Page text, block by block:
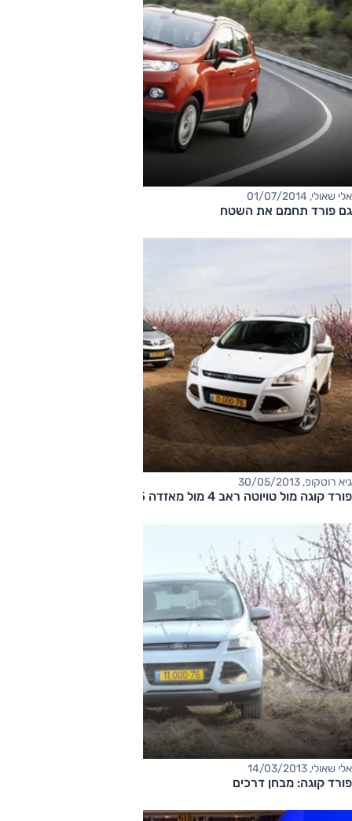
אלי שאולי, 01/07/2014
גם פורד תחמם את השטח
גיא רוטקופ, 30/05/2013
פורד קוגה מול טויוטה ראב 4 מול מאזדה CX-5: מבחן דרכים השוואתי
אלי שאולי, 14/03/2013
פורד קוגה: מבחן דרכים